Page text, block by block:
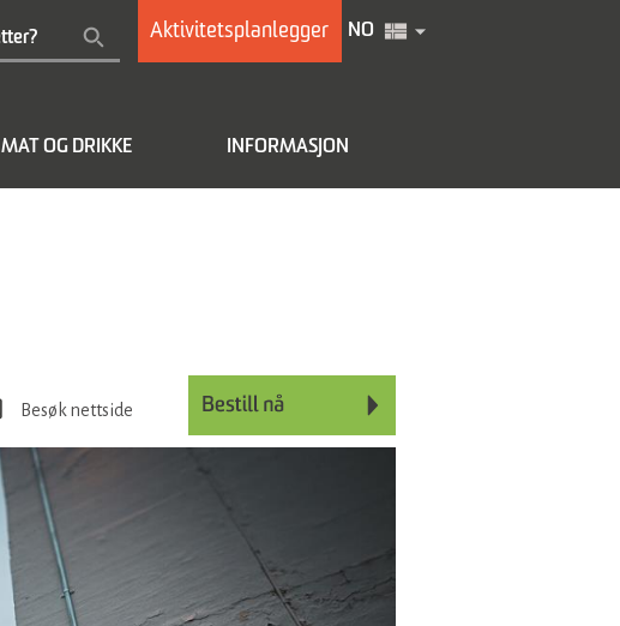
Aktivitetsplanlegger NO
MAT OG DRIKKE INFORMASJON
Besøk nettside